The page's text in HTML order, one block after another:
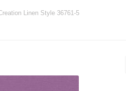
Linen Style 36761-5